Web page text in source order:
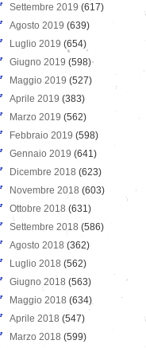
Settembre 2019 (617)
Agosto 2019 (639)
Luglio 2019 (654)
Giugno 2019 (598)
Maggio 2019 (527)
Aprile 2019 (383)
Marzo 2019 (562)
Febbraio 2019 (598)
Gennaio 2019 (641)
Dicembre 2018 (623)
Novembre 2018 (603)
Ottobre 2018 (631)
Settembre 2018 (586)
Agosto 2018 (362)
Luglio 2018 (562)
Giugno 2018 (563)
Maggio 2018 (634)
Aprile 2018 (547)
Marzo 2018 (599)